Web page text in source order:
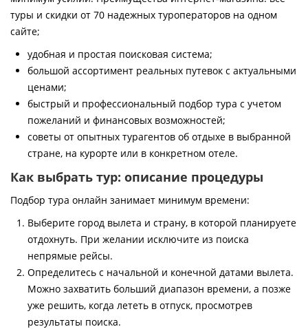
туры и скидки от 70 надежных туроператоров на одном
сайте;
удобная и простая поисковая система;
большой ассортимент реальных путевок с актуальными
ценами;
быстрый и профессиональный подбор тура с учетом
пожеланий и финансовых возможностей;
советы от опытных турагентов об отдыхе в выбранной
стране, на курорте или в конкретном отеле.
Как выбрать тур: описание процедуры
Подбор тура онлайн занимает минимум времени:
Выберите город вылета и страну, в которой планируете
отдохнуть. При желании исключите из поиска
непрямые рейсы.
Определитесь с начальной и конечной датами вылета.
Можно захватить больший диапазон времени, а позже
уже решить, когда лететь в отпуск, просмотрев
результаты поиска.